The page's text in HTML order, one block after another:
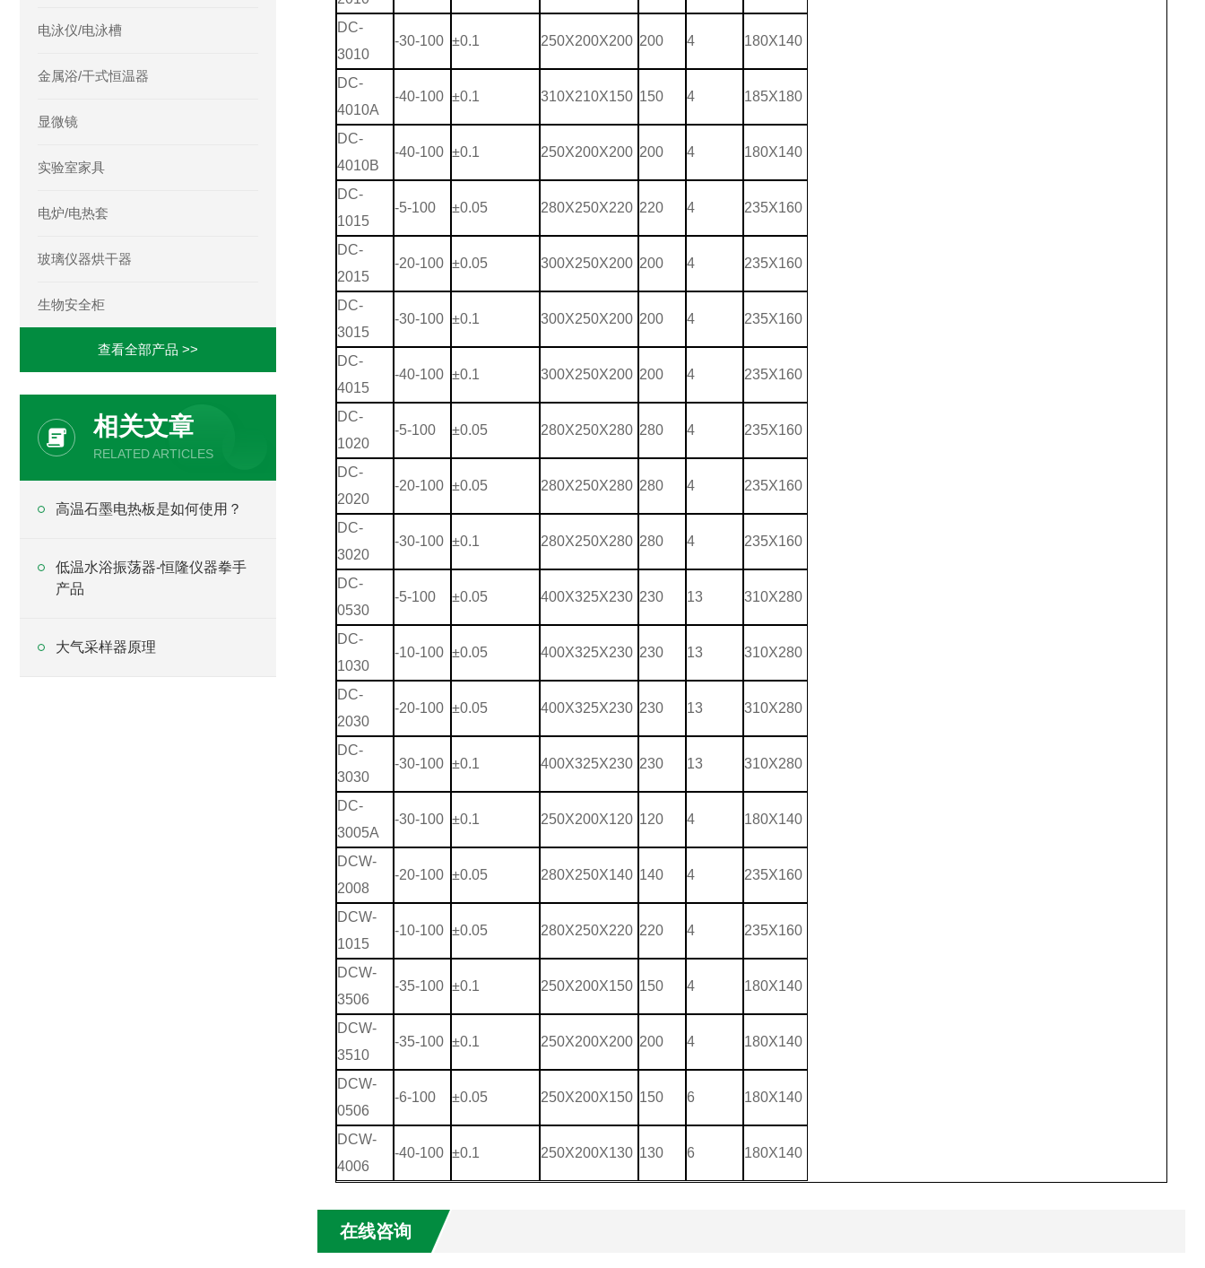
DC-
3010
-30-100 ±0.1 250X200X200 200 4 180X140
DC-
4010A
-40-100 ±0.1 310X210X150 150 4 185X180
DC-
4010B
-40-100 ±0.1 250X200X200 200 4 180X140
DC-
1015
-5-100 ±0.05 280X250X220 220 4 235X160
DC-
2015
-20-100 ±0.05 300X250X200 200 4 235X160
DC-
3015
-30-100 ±0.1 300X250X200 200 4 235X160
DC-
4015
-40-100 ±0.1 300X250X200 200 4 235X160
DC-
1020
-5-100 ±0.05 280X250X280 280 4 235X160
DC-
2020
-20-100 ±0.05 280X250X280 280 4 235X160
DC-
3020
-30-100 ±0.1 280X250X280 280 4 235X160
DC-
0530
-5-100 ±0.05 400X325X230 230 13 310X280
DC-
1030
-10-100 ±0.05 400X325X230 230 13 310X280
DC-
2030
-20-100 ±0.05 400X325X230 230 13 310X280
DC-
3030
-30-100 ±0.1 400X325X230 230 13 310X280
DC-
3005A
-30-100 ±0.1 250X200X120 120 4 180X140
DCW-
2008
-20-100 ±0.05 280X250X140 140 4 235X160
DCW-
1015
-10-100 ±0.05 280X250X220 220 4 235X160
DCW-
3506
-35-100 ±0.1 250X200X150 150 4 180X140
DCW-
3510
-35-100 ±0.1 250X200X200 200 4 180X140
DCW-
0506
-6-100 ±0.05 250X200X150 150 6 180X140
DCW-
4006
-40-100 ±0.1 250X200X130 130 6 180X140
在线咨询
电泳仪/电泳槽
金属浴/干式恒温器
显微镜
实验室家具
电炉/电热套
玻璃仪器烘干器
生物安全柜
查看全部产品 >>
相关文章
RELATED ARTICLES
高温石墨电热板是如何使用？
低温水浴振荡器-恒隆仪器拳手
产品
大气采样器原理